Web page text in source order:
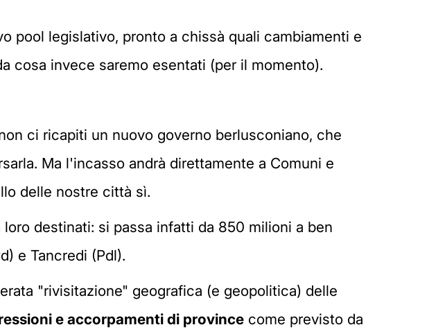
pool legislativo, pronto a chissà quali cambiamenti e
cosa invece saremo esentati (per il momento).
ci ricapiti un nuovo governo berlusconiano, che
Ma l'incasso andrà direttamente a Comuni e
delle nostre città sì.
loro destinati: si passa infatti da 850 milioni a ben
e Tancredi (Pdl).
"rivisitazione" geografica (e geopolitica) delle
e accorpamenti di province come previsto da